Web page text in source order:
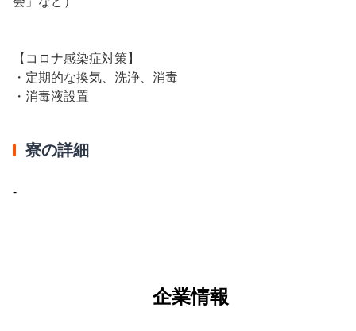
【コロナ感染症対策】
・定期的な換気、洗浄、消毒
・消毒液設置
寮の詳細
-
企業情報